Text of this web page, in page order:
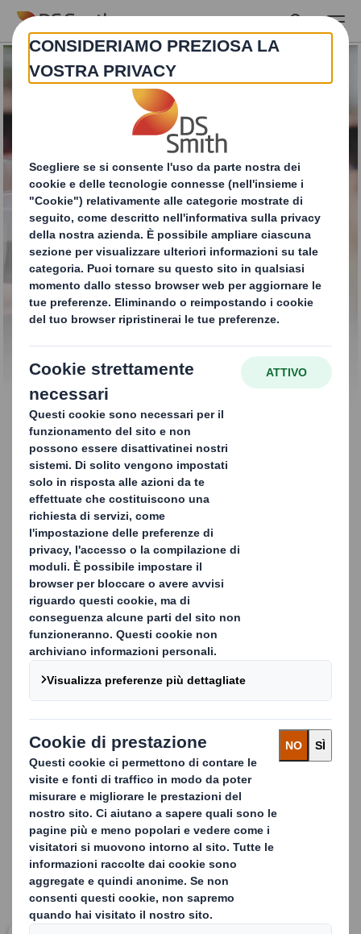
Skip to main content
Bag-in-box
Bag-in-box
Il nostro packaging Bag-in-box comprende un morbido
contenitore di plastica circondato da una scatola in
cartone ondulato protettiva o promozionale. È ideale per
tutti coloro che producono, trasportano e vendono
liquidi, bevande o altri prodotti sfusi. Grazie al nostro
design intelligente e alle diverse soluzioni di pompaggio,
la borsa è facile da svuotare completamente, quindi non
c'è mai alcun liquido sprecato.
Inoltre, il nostro design bag-in-box è disponibile in
numerose dimensioni e forme e può avere diverse
soluzioni di rubinetti e sistemi di chiusura.
Carousel. Use previous and next buttons to move